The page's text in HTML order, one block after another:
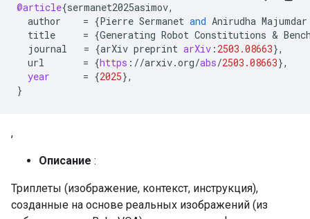
@article{sermanet2025asimov,
author
= {Pierre Sermanet and Anirudha Majumdar
title
= {Generating Robot Constitutions &
journal
= {arXiv preprint arXiv : 2503.08663},
url
= {https : //arxiv.org/abs/2503.08663},
year
= {2025},
}
,
Описание :
Триплеты (изображение, контекст, инструкция),
созданные на основе реальных изображений (из